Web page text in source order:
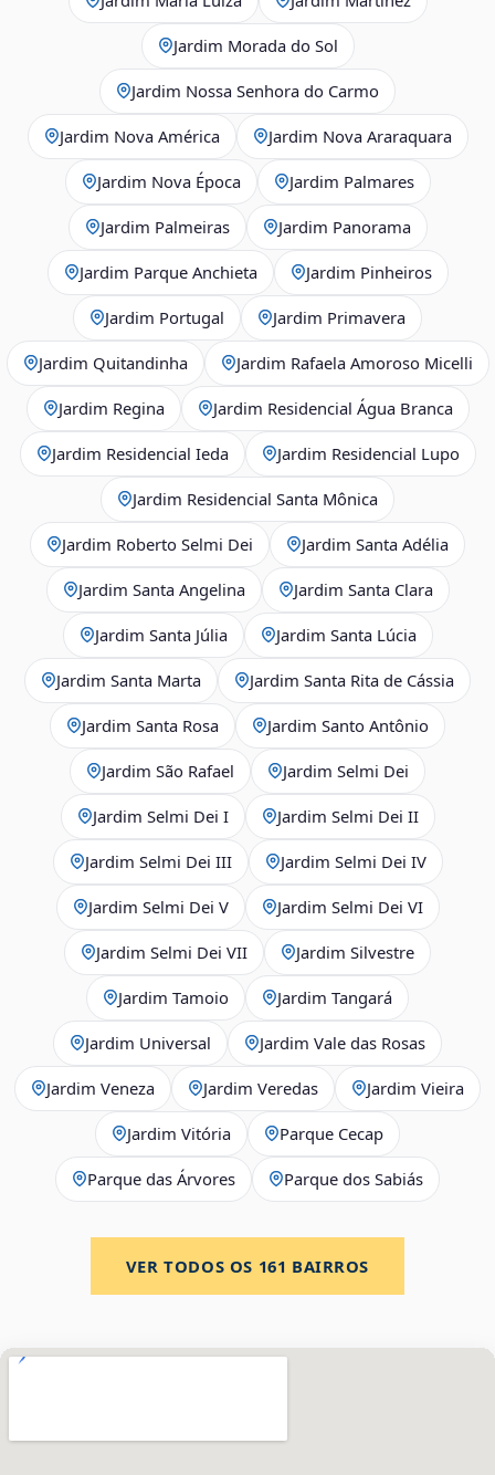
Jardim Morada do Sol
Jardim Nossa Senhora do Carmo
Jardim Nova América Jardim Nova Araraquara
Jardim Nova Época Jardim Palmares
Jardim Palmeiras Jardim Panorama
Jardim Parque Anchieta Jardim Pinheiros
Jardim Portugal Jardim Primavera
Jardim Quitandinha Jardim Rafaela Amoroso Micelli
Jardim Regina Jardim Residencial Água Branca
Jardim Residencial Ieda Jardim Residencial Lupo
Jardim Residencial Santa Mônica
Jardim Roberto Selmi Dei Jardim Santa Adélia
Jardim Santa Angelina Jardim Santa Clara
Jardim Santa Júlia Jardim Santa Lúcia
Jardim Santa Marta Jardim Santa Rita de Cássia
Jardim Santa Rosa Jardim Santo Antônio
Jardim São Rafael Jardim Selmi Dei
Jardim Selmi Dei I Jardim Selmi Dei II
Jardim Selmi Dei III Jardim Selmi Dei IV
Jardim Selmi Dei V Jardim Selmi Dei VI
Jardim Selmi Dei VII Jardim Silvestre
Jardim Tamoio Jardim Tangará
Jardim Universal Jardim Vale das Rosas
Jardim Veneza Jardim Veredas Jardim Vieira
Jardim Vitória Parque Cecap
Parque das Árvores Parque dos Sabiás
VER TODOS OS 161 BAIRROS